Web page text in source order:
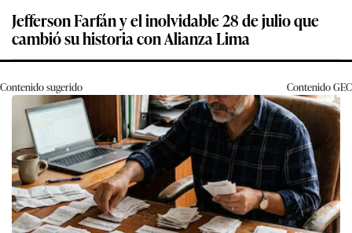
Jefferson Farfán y el inolvidable 28 de julio que
cambió su historia con Alianza Lima
Contenido sugerido ContenidoGEC